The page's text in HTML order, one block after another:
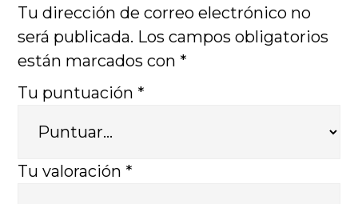
Tu dirección de correo electrónico no
será publicada. Los campos obligatorios
están marcados con *
Tu puntuación *
Tu valoración *